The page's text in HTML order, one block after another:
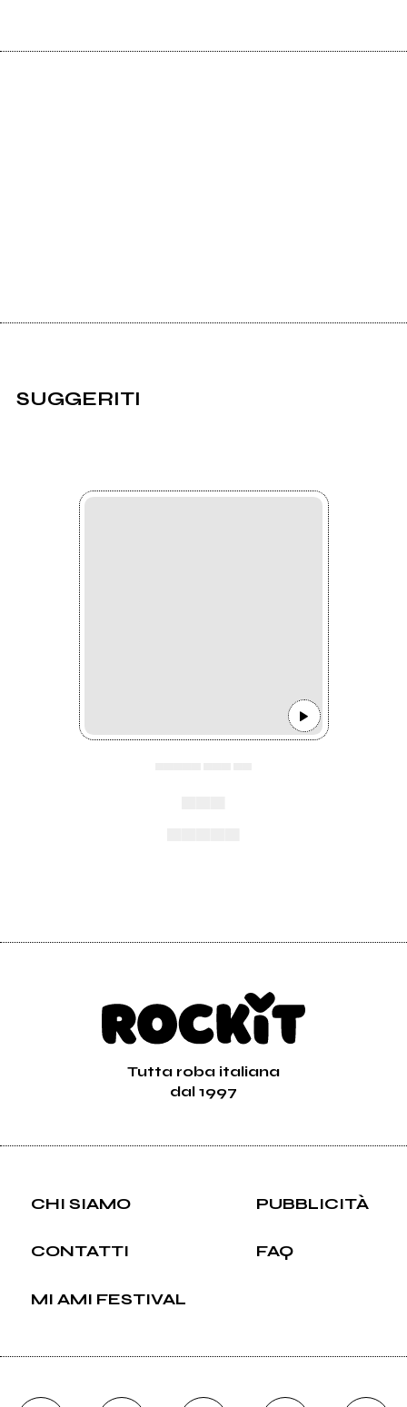
SUGGERITI
Tutta roba italiana
dal 1997
CHI SIAMO PUBBLICITÀ
CONTATTI FAQ
MI AMI FESTIVAL